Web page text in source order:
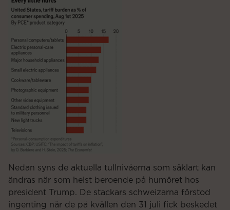
Nedan syns de aktuella tullnivåerna som såklart kan
ändras när som helst beroende på humöret hos
president Trump. De stackars schweizarna förstod
ingenting när de på kvällen den 31 juli fick beskedet